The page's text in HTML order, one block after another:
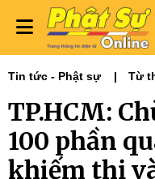
Tin tức - Phật sự
Từ
TP.HCM:
100 phần
khiếm thị